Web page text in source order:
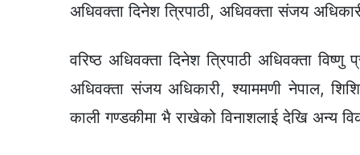
अधिवक्ता दिनेश त्रिपाठी, अधिवक्ता संजय
वरिष्ठ अधिवक्ता दिनेश त्रिपाठी अधिवक्ता
अधिवक्ता संजय अधिकारी, श्याममणी नेपाल,
काली गण्डकीमा भै राखेको विनाशलाई देखि अन्य